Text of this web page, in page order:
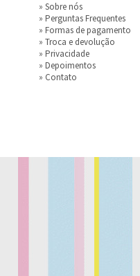
» Sobre nós
» Perguntas Frequentes
» Formas de pagamento
» Troca e devolução
» Privacidade
» Depoimentos
» Contato